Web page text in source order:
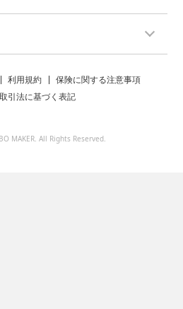
利用規約
保険に関する注意事項
引法に基づく表記
MAKER. All Rights Reserved.